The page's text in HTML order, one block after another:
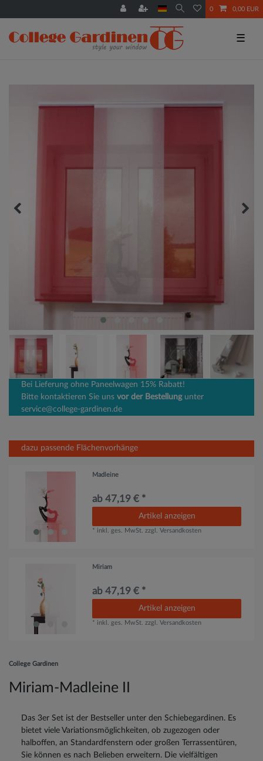
0 0,00 EUR
☰
Bei Lieferung ohne Paneelwagen 15% Rabatt!
Bitte kontaktieren Sie uns vor der Bestellungunter
service@college-gardinen.de
dazu passende Flächenvorhänge
Madleine
ab 47,19 € *
Artikel anzeigen
* inkl. ges. MwSt. zzgl.Versandkosten
Miriam
ab 47,19 € *
Artikel anzeigen
* inkl. ges. MwSt. zzgl.Versandkosten
College Gardinen
Miriam-Madleine II
Das 3er Set ist der Bestseller unter den Schiebegardinen. Es
bietet viele Variationsmöglichkeiten, ob zugezogen oder
halboffen, an Standardfenstern oder großen Terrassentüren,
Sie können es nach Belieben erweitern. Die vielfältigen